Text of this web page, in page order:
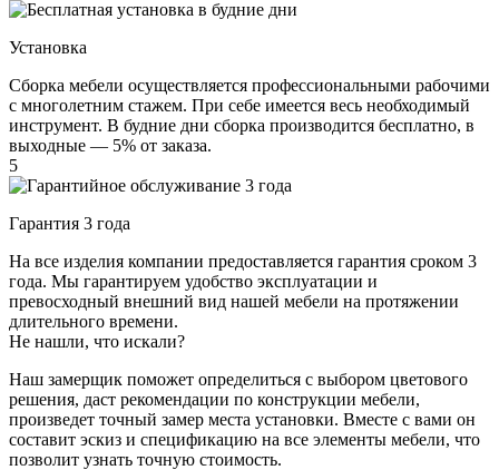
Установка
Сборка мебели осуществляется профессиональными рабочими
с многолетним стажем. При себе имеется весь необходимый
инструмент. В будние дни сборка производится бесплатно, в
выходные — 5% от заказа.
5
Гарантия 3 года
На все изделия компании предоставляется гарантия сроком 3
года. Мы гарантируем удобство эксплуатации и
превосходный внешний вид нашей мебели на протяжении
длительного времени.
Не нашли, что искали?
Наш замерщик поможет определиться с выбором цветового
решения, даст рекомендации по конструкции мебели,
произведет точный замер места установки. Вместе с вами он
составит эскиз и спецификацию на все элементы мебели, что
позволит узнать точную стоимость.